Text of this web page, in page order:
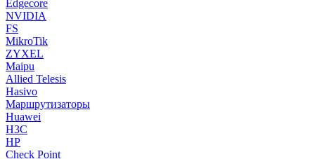
Edgecore
NVIDIA
FS
MikroTik
ZYXEL
Maipu
Allied Telesis
Hasivo
Маршрутизаторы
Huawei
H3C
HP
Check Point